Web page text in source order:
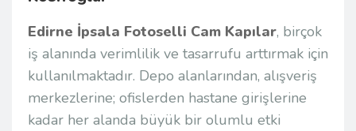
Edirne İpsala Fotoselli Cam Kapılar, birçok
iş alanında verimlilik ve tasarrufu arttırmak için
kullanılmaktadır. Depo alanlarından, alışveriş
merkezlerine; ofislerden hastane girişlerine
kadar her alanda büyük bir olumlu etki